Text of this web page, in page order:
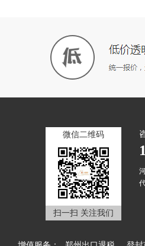
微信二维码
扫一扫 关注我们